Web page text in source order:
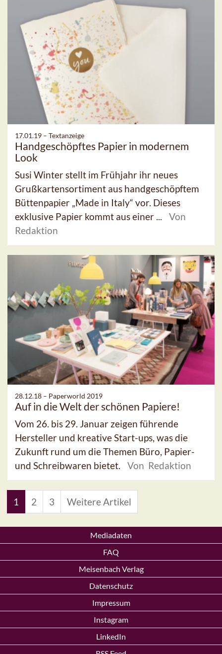
17.01.19 – Textanzeige
Handgeschöpftes Papier in modernem
Look
Susi Winter stellt im Frühjahr ihr neues
Grußkartensortiment aus handgeschöpftem
Büttenpapier „Made in Italy“ vor. Dieses
exklusive Papier kommt aus einer ...
Von
Redaktion
28.12.18 – Paperworld 2019
Auf in die Welt der schönen Papiere!
Vom 26. bis 29. Januar zeigen führende
Hersteller und kreative Start-ups, was die
Zukunft rund um die Themen Büro, Papier-
und Schreibwaren bietet.
Von Redaktion
1 2 3 Weitere Artikel
Mediadaten
FAQ
Meisenbach Verlag
Datenschutz
Impressum
Instagram
LinkedIn